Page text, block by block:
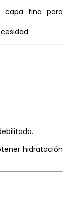
capa fina para
hidratación